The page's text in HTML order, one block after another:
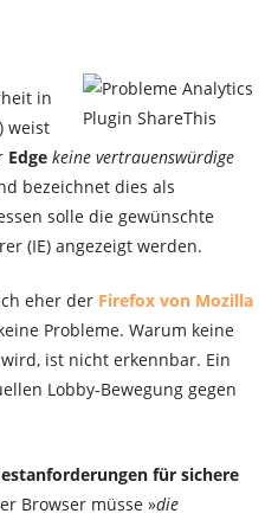
in
weist
Edge keine vertrauenswürdige
bezeichnet dies als
solle die gewünschte
(IE) angezeigt werden.
eher der Firefox von Mozilla
Probleme. Warum keine
ist nicht erkennbar. Ein
Lobby-Bewegung gegen
für sichere
Browser müsse »die